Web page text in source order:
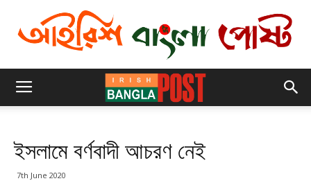
ইসলামে বর্ণবাদী আচরণ নেই
7th June 2020